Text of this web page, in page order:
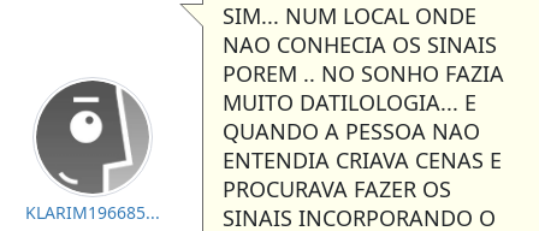
KLARIM196685...
SIM... NUM LOCAL ONDE
NAO CONHECIA OS SINAIS
POREM .. NO SONHO FAZIA
MUITO DATILOLOGIA... E
QUANDO A PESSOA NAO
ENTENDIA CRIAVA CENAS E
PROCURAVA FAZER OS
SINAIS INCORPORANDO O